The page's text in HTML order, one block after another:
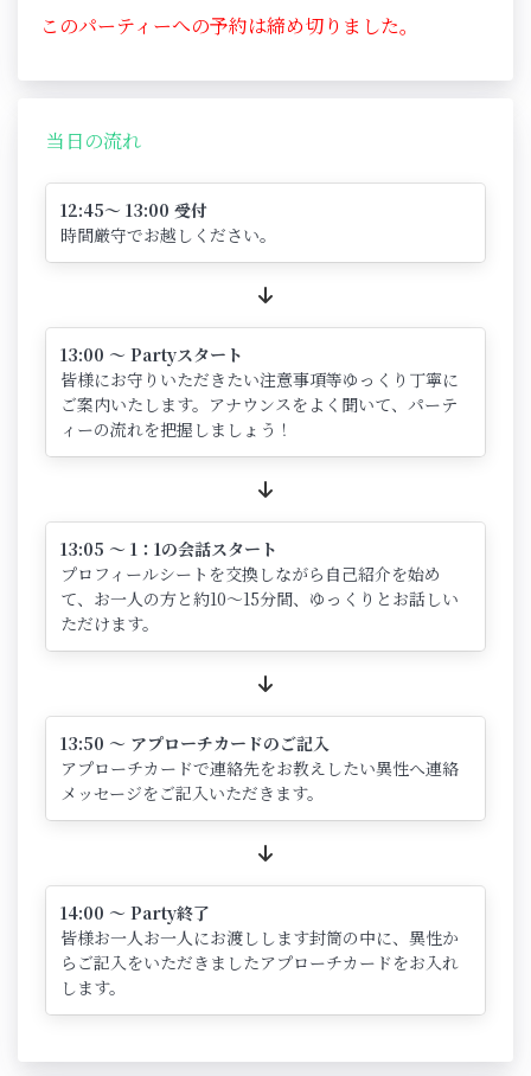
このパーティーへの予約は締め切りました。
当日の流れ
12:45～ 13:00 受付
時間厳守でお越しください。
13:00 ～ Partyスタート
皆様にお守りいただきたい注意事項等ゆっくり丁寧に
ご案内いたします。アナウンスをよく聞いて、パーテ
ィーの流れを把握しましょう！
13:05 ～ 1：1の会話スタート
プロフィールシートを交換しながら自己紹介を始め
て、お一人の方と約10～15分間、ゆっくりとお話しい
ただけます。
13:50 ～ アプローチカードのご記入
アプローチカードで連絡先をお教えしたい異性へ連絡
メッセージをご記入いただきます。
14:00 ～ Party終了
皆様お一人お一人にお渡しします封筒の中に、異性か
らご記入をいただきましたアプローチカードをお入れ
します。